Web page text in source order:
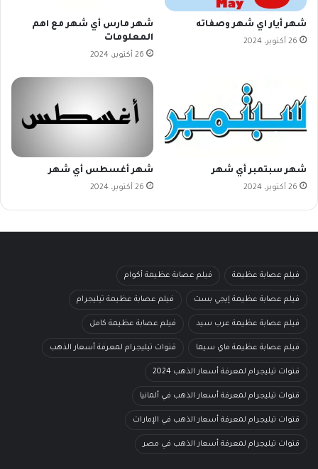
شهر أيار اي شهر وصفاته
26 أكتوبر، 2024
شهر مارس أي شهر مع اهم
المعلومات
26 أكتوبر، 2024
شهر سبتمبر أي شهر
26 أكتوبر، 2024
شهر أغسطس أي شهر
26 أكتوبر، 2024
فيلم عصابة عظيمة فيلم عصابة عظيمة أكوام
فيلم عصابة عظيمة إيجي بست فيلم عصابة عظيمة تيليجرام
فيلم عصابة عظيمة عرب سيد فيلم عصابة عظيمة كامل
فيلم عصابة عظيمة ماي سيما قنوات تيليجرام لمعرفة أسعار الذهب
قنوات تيليجرام لمعرفة أسعار الذهب 2024
قنوات تيليجرام لمعرفة أسعار الذهب في ألمانيا
قنوات تيليجرام لمعرفة أسعار الذهب في الإمارات
قنوات تيليجرام لمعرفة أسعار الذهب في مصر